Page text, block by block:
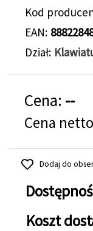
Kod
EAN
Dział
Cena: --
Cena
Dodaj do
Koszt